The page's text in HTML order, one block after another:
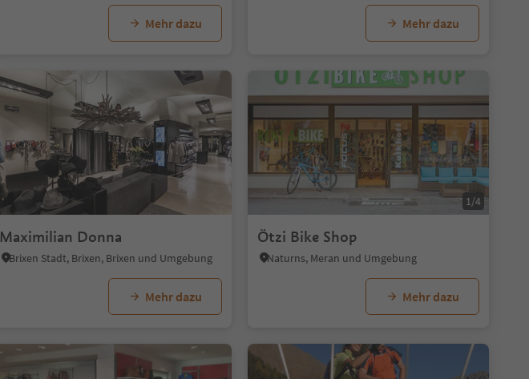
Mehr dazu Mehr dazu
Maximilian Donna
Brixen Stadt, Brixen, Brixen und Umgebung
Mehr dazu
1/4
Ötzi Bike Shop
Naturns, Meran und Umgebung
Mehr dazu